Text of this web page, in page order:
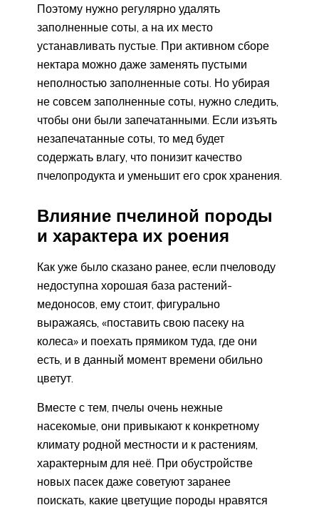
Поэтому нужно регулярно удалять
заполненные соты, а на их место
устанавливать пустые. При активном сборе
нектара можно даже заменять пустыми
неполностью заполненные соты. Но убирая
не совсем заполненные соты, нужно следить,
чтобы они были запечатанными. Если изъять
незапечатанные соты, то мед будет
содержать влагу, что понизит качество
пчелопродукта и уменьшит его срок хранения.
Влияние пчелиной породы
и характера их роения
Как уже было сказано ранее, если пчеловоду
недоступна хорошая база растений-
медоносов, ему стоит, фигурально
выражаясь, «поставить свою пасеку на
колеса» и поехать прямиком туда, где они
есть, и в данный момент времени обильно
цветут.
Вместе с тем, пчелы очень нежные
насекомые, они привыкают к конкретному
климату родной местности и к растениям,
характерным для неё. При обустройстве
новых пасек даже советуют заранее
поискать, какие цветущие породы нравятся